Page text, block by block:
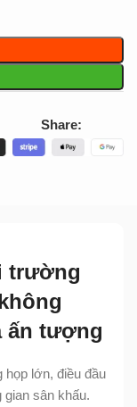
Share:
trường
ấn tượng
lớn, điều đầu
gian sân khấu.